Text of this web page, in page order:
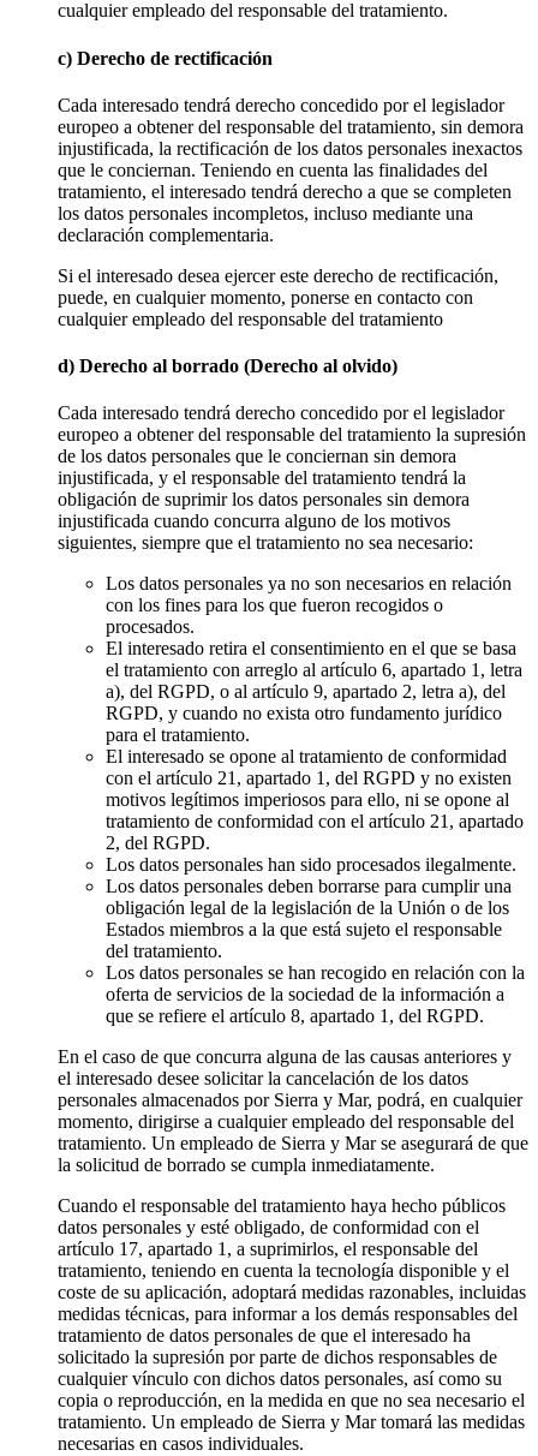
cualquier empleado del responsable del tratamiento.
c) Derecho de rectificación
Cada interesado tendrá derecho concedido por el legislador
europeo a obtener del responsable del tratamiento, sin demora
injustificada, la rectificación de los datos personales inexactos
que le conciernan. Teniendo en cuenta las finalidades del
tratamiento, el interesado tendrá derecho a que se completen
los datos personales incompletos, incluso mediante una
declaración complementaria.
Si el interesado desea ejercer este derecho de rectificación,
puede, en cualquier momento, ponerse en contacto con
cualquier empleado del responsable del tratamiento
d) Derecho al borrado (Derecho al olvido)
Cada interesado tendrá derecho concedido por el legislador
europeo a obtener del responsable del tratamiento la supresión
de los datos personales que le conciernan sin demora
injustificada, y el responsable del tratamiento tendrá la
obligación de suprimir los datos personales sin demora
injustificada cuando concurra alguno de los motivos
siguientes, siempre que el tratamiento no sea necesario:
Los datos personales ya no son necesarios en relación
con los fines para los que fueron recogidos o
procesados.
El interesado retira el consentimiento en el que se basa
el tratamiento con arreglo al artículo 6, apartado 1, letra
a), del RGPD, o al artículo 9, apartado 2, letra a), del
RGPD, y cuando no exista otro fundamento jurídico
para el tratamiento.
El interesado se opone al tratamiento de conformidad
con el artículo 21, apartado 1, del RGPD y no existen
motivos legítimos imperiosos para ello, ni se opone al
tratamiento de conformidad con el artículo 21, apartado
2, del RGPD.
Los datos personales han sido procesados ilegalmente.
Los datos personales deben borrarse para cumplir una
obligación legal de la legislación de la Unión o de los
Estados miembros a la que está sujeto el responsable
del tratamiento.
Los datos personales se han recogido en relación con la
oferta de servicios de la sociedad de la información a
que se refiere el artículo 8, apartado 1, del RGPD.
En el caso de que concurra alguna de las causas anteriores y
el interesado desee solicitar la cancelación de los datos
personales almacenados por Sierra y Mar, podrá, en cualquier
momento, dirigirse a cualquier empleado del responsable del
tratamiento. Un empleado de Sierra y Mar se asegurará de que
la solicitud de borrado se cumpla inmediatamente.
Cuando el responsable del tratamiento haya hecho públicos
datos personales y esté obligado, de conformidad con el
artículo 17, apartado 1, a suprimirlos, el responsable del
tratamiento, teniendo en cuenta la tecnología disponible y el
coste de su aplicación, adoptará medidas razonables, incluidas
medidas técnicas, para informar a los demás responsables del
tratamiento de datos personales de que el interesado ha
solicitado la supresión por parte de dichos responsables de
cualquier vínculo con dichos datos personales, así como su
copia o reproducción, en la medida en que no sea necesario el
tratamiento. Un empleado de Sierra y Mar tomará las medidas
necesarias en casos individuales.